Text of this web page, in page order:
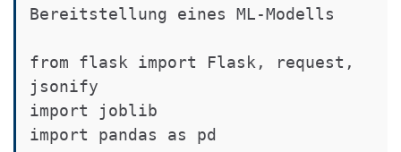
Bereitstellung eines ML-Modells
from flask import Flask, request,
jsonify
import joblib
import pandas as pd